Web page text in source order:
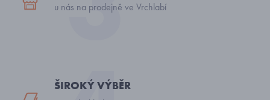
u nás na prodejně ve Vrchlabí
ŠIROKÝ VÝBĚR